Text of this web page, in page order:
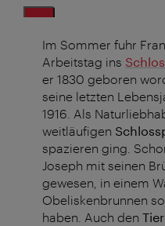
Im Sommer fuhr
Arbeitstag ins
er 1830 geboren
seine letzten
1916. Als
weitläufigen
spazieren ging.
Joseph mit seinen
gewesen, in einem
Obeliskenbrunnen
haben. Auch den